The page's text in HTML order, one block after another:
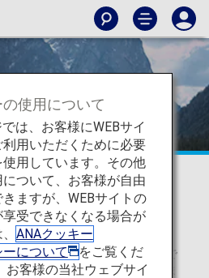
有
利用者の登録に
法や、マイルを他の方がご利用で
について、詳しくご紹介いたしま
使用について
は、お客様にWEBサイ
利用いただくために必要
用しています。その他
ついて、お客様が自由
ますが、WEBサイトの
受できなくなる場合が
ANAクッキー
ーについて
をご覧くだ
お客様の当社ウェブサイ